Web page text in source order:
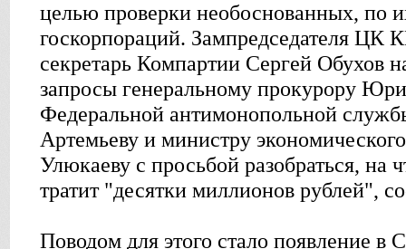
целью проверки необоснованных, по
госкорпораций. Зампредседателя
секретарь Компартии Сергей Обухов
запросы генеральному прокурору
Федеральной антимонопольной
Артемьеву и министру
Улюкаеву с просьбой разобраться, на
тратит "десятки миллионов рублей",
Поводом для этого стало появление